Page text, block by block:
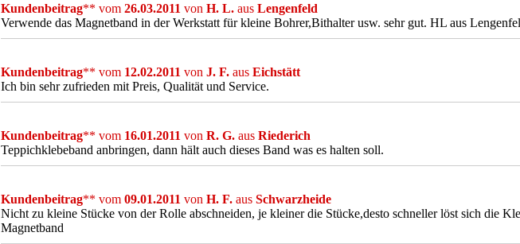
Kundenbeitrag** vom 26.03.2011 von H. L. aus Lengenfeld
Verwende das Magnetband in der Werkstatt für kleine Bohrer,Bithalter usw. sehr gut. HL aus
Kundenbeitrag** vom 12.02.2011 von J. F. aus Eichstätt
Ich bin sehr zufrieden mit Preis, Qualität und Service.
Kundenbeitrag** vom 16.01.2011 von R. G. aus Riederich
Teppichklebeband anbringen, dann hält auch dieses Band was es halten soll.
Kundenbeitrag** vom 09.01.2011 von H. F. aus Schwarzheide
Nicht zu kleine Stücke von der Rolle abschneiden, je kleiner die Stücke,desto schneller löst sich die
Magnetband